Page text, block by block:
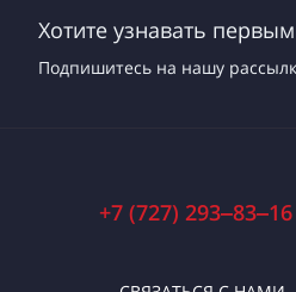
Хотите узнавать
Подпишитесь на нашу
+7 (727) 293‒83‒16